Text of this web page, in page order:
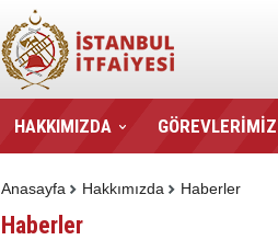
HAKKIMIZDA GÖREVLERİMİZ
Haberler
Hakkımızda
Anasayfa
Haberler